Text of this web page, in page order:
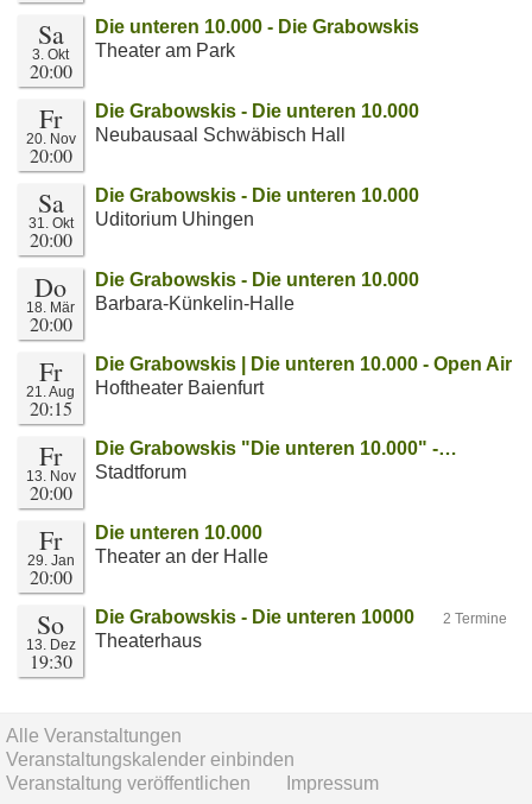
Sa
3. Okt
20:00
Die unteren 10.000 - Die Grabowskis
Theater am Park
Fr
20. Nov
20:00
Die Grabowskis - Die unteren 10.000
Neubausaal Schwäbisch Hall
Sa
31. Okt
20:00
Die Grabowskis - Die unteren 10.000
Uditorium Uhingen
Do
18. Mär
20:00
Die Grabowskis - Die unteren 10.000
Barbara-Künkelin-Halle
Fr
21. Aug
20:15
Die Grabowskis | Die unteren 10.000 - Open Air
Hoftheater Baienfurt
Fr
13. Nov
20:00
Die Grabowskis "Die unteren 10.000" -…
Stadtforum
Fr
29. Jan
20:00
Die unteren 10.000
Theater an der Halle
So
13. Dez
19:30
2 Termine
Die Grabowskis - Die unteren 10000
Theaterhaus
Alle Veranstaltungen
Veranstaltungskalender einbinden
Veranstaltung veröffentlichen
Impressum